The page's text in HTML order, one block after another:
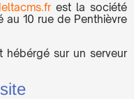
est la société
10 rue de Penthièvre
hébérgé sur un serveur